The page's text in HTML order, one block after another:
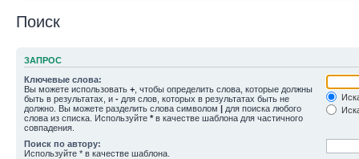
Поиск
ЗАПРОС
Ключевые слова:
Вы можете использовать + , чтобы определить слова, которые должны
быть в результатах, и - для слов, которых в результатах быть не
должно. Вы можете разделить слова символом | для поиска любого
слова из списка. Используйте * в качестве шаблона для частичного
совпадения.
Поиск по автору:
Используйте * в качестве шаблона.